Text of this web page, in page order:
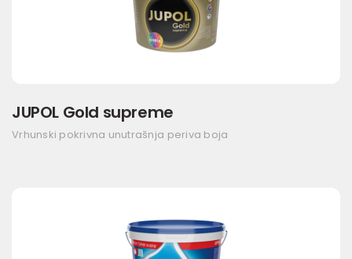
JUPOL Gold supreme
Vrhunski pokrivna unutrašnja periva boja